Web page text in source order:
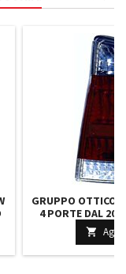
GRUPPO OTTICO
4 PORTE DAL
DESTRO FUMÉ
